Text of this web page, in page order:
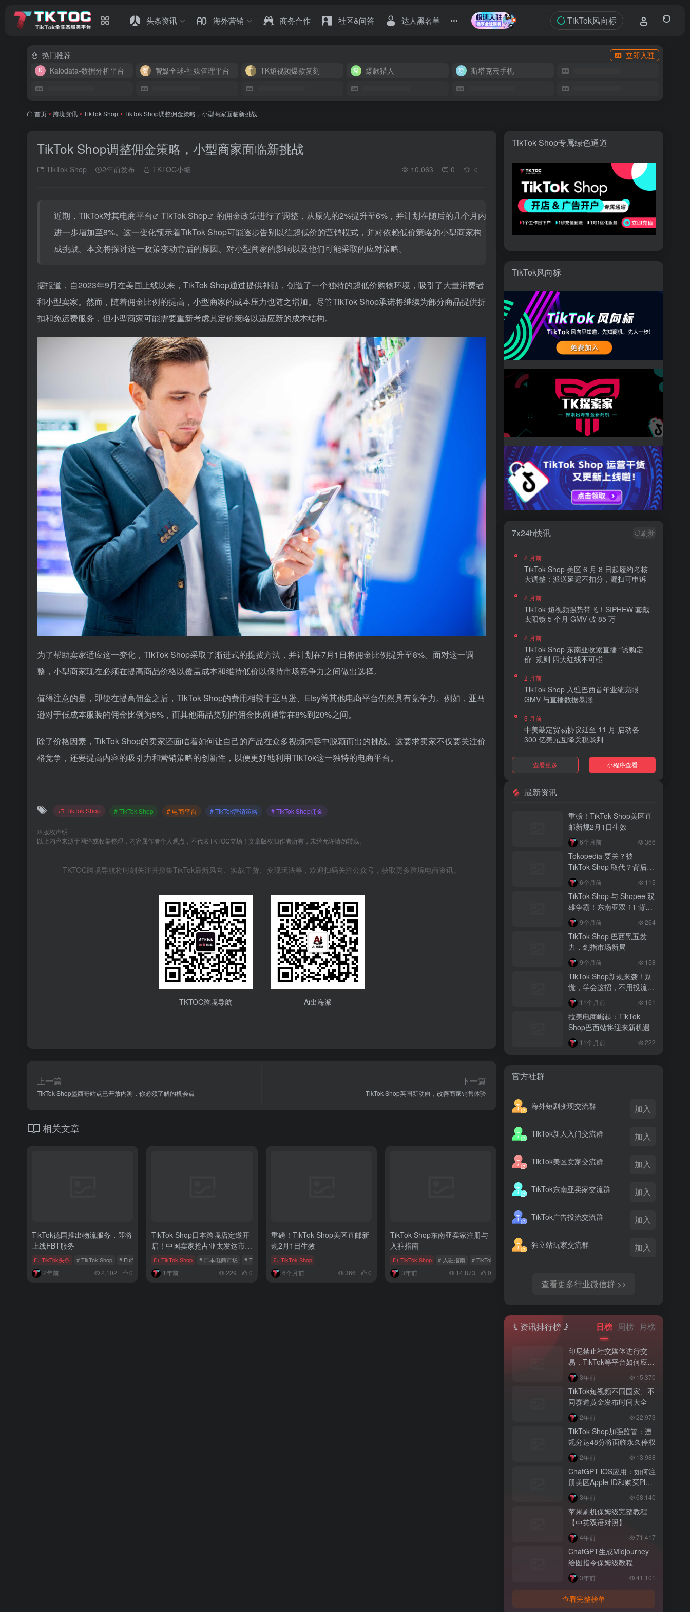
头条资讯 海外营销 商务合作 社区&问答 达人黑名单 TikTok风向标
热门推荐
立即入驻
Kalodata-数据分析平台
智媒全球-社媒管理平台 TK短视频爆款复刻 爆款猎人 斯塔克云手机
首页 • 跨境资讯 • TikTok Shop • TikTok Shop调整佣金策略，小型商家面临新挑战
TikTok Shop调整佣金策略，小型商家面临新挑战
TikTok Shop 2年前发布 TKTOC小编 10,063 0 0
近期，TikTok对其电商平台 TikTok Shop
的佣金政策进行了调整，从原先的2%提升至6%，并计划在随后的几个月内
进一步增加至8%。这一变化预示着TikTok Shop可能逐步告别以往超低价的营销模式，并对依赖低价策略的小型商家构
成挑战。本文将探讨这一政策变动背后的原因、对小型商家的影响以及他们可能采取的应对策略。
据报道，自2023年9月在美国上线以来，TikTok Shop通过提供补贴，创造了一个独特的超低价购物环境，吸引了大量消费者
和小型卖家。然而，随着佣金比例的提高，小型商家的成本压力也随之增加。尽管TikTok Shop承诺将继续为部分商品提供折
扣和免运费服务，但小型商家可能需要重新考虑其定价策略以适应新的成本结构。
为了帮助卖家适应这一变化，TikTok Shop采取了渐进式的提费方法，并计划在7月1日将佣金比例提升至8%。面对这一调
整，小型商家现在必须在提高商品价格以覆盖成本和维持低价以保持市场竞争力之间做出选择。
值得注意的是，即便在提高佣金之后，TikTok Shop的费用相较于亚马逊、Etsy等其他电商平台仍然具有竞争力。例如，亚马
逊对于低成本服装的佣金比例为5%，而其他商品类别的佣金比例通常在8%到20%之间。
除了价格因素，TikTok Shop的卖家还面临着如何让自己的产品在众多视频内容中脱颖而出的挑战。这要求卖家不仅要关注价
格竞争，还要提高内容的吸引力和营销策略的创新性，以便更好地利用TikTok这一独特的电商平台。
TikTok Shop # TikTok Shop # 电商平台 # TikTok营销策略 # TikTok Shop佣金
© 版权声明
以上内容来源于网络或收集整理，内容属作者个人观点，不代表TKTOC立场！文章版权归作者所有，未经允许请勿转载。
TKTOC跨境导航将时刻关注并搜集TikTok最新风向、实战干货、变现玩法等，欢迎扫码关注公众号，获取更多跨境电商资讯。
TKTOC跨境导航 Ai出海派
上一篇
TikTok Shop墨西哥站点已开放内测，你必须了解的机会点
下一篇
TikTok Shop英国新动向，改善商家销售体验
相关文章
TikTok德国推出物流服务，即将
上线FBT服务
TikTok头条 # TikTok Shop # Fulfilled by TikTok # TikTok欧洲市场
2年前 2,102 0
TikTok Shop日本跨境店定邀开
启！中国卖家抢占亚太发达市场
新蓝海
TikTok Shop # 日本电商市场 # TikTok日本跨境店 # 跨境直邮
1年前 229 0
重磅！TikTok Shop美区直邮新
规2月1日生效
TikTok Shop
6个月前 366 0
TikTok Shop东南亚卖家注册与
入驻指南
TikTok Shop # 入驻指南 # TikTok Shop跨境官网
3年前 14,873 0
TikTok Shop专属绿色通道
TikTok风向标
7x24h快讯 刷新
2 月前
TikTok Shop 美区 6 月 8 日起履约考核
大调整：派送延迟不扣分，漏扫可申诉
2 月前
TikTok 短视频强势带飞！SIPHEW 套戴
太阳镜 5 个月 GMV 破 85 万
2 月前
TikTok Shop 东南亚收紧直播 “诱购定
价” 规则 四大红线不可碰
2 月前
TikTok Shop 入驻巴西首年业绩亮眼
GMV 与直播数据暴涨
3 月前
中美敲定贸易协议延至 11 月 启动各
300 亿美元互降关税谈判
3 月前
TikTok Shop 上线 “三日达” 标签 履约
3 月前
者接受 AI 代下单
TikTok Shop 爱尔兰全面开放入驻 本土
品牌可零门槛开店
音乐节降噪耳塞风靡欧美 DTC 品牌单日
营收突破 200 万元
越南监管出手核查Shopee、TikTok
Shop涨价行为，佣金调整遭调查
TikTok Shop 印尼推出出海项目 助力本
土品牌开拓东南亚市场
TikTok Shop 英美周榜出炉 美妆家居成
查看更多 小程序查看
最新资讯
重磅！TikTok Shop美区直
邮新规2月1日生效
6个月前 366
Tokopedia 要关？被
TikTok Shop 取代？背后真
相大揭秘！
6个月前 115
TikTok Shop 与 Shopee 双
雄争霸！东南亚双 11 背后
的内容电商新战局
9个月前 264
TikTok Shop 巴西黑五发
力，剑指市场新局
9个月前 158
TikTok Shop新规来袭！别
慌，学会这招，不用投流也
能出单，新手必看
11个月前 161
拉美电商崛起：TikTok
Shop巴西站将迎来新机遇
11个月前 222
官方社群
海外短剧变现交流群 加入
TikTok新人入门交流群 加入
TikTok美区卖家交流群 加入
TikTok东南亚卖家交流群 加入
TikTok广告投流交流群 加入
独立站玩家交流群 加入
查看更多行业微信群 >>
资讯排行榜 日榜 周榜 月榜
印尼禁止社交媒体进行交
易，TikTok等平台如何应
对？ 3年前 15,370
TikTok短视频不同国家、不
同赛道黄金发布时间大全
2年前 22,973
TikTok Shop加强监管：违
规分达48分将面临永久停权
2年前 13,988
ChatGPT iOS应用：如何注
册美区Apple ID和购买Plus
会员【图文教程】
3年前 68,140
苹果刷机保姆级完整教程
【中英双语对照】
4年前 71,417
ChatGPT生成Midjourney
绘图指令保姆级教程
3年前 41,101
查看完整榜单